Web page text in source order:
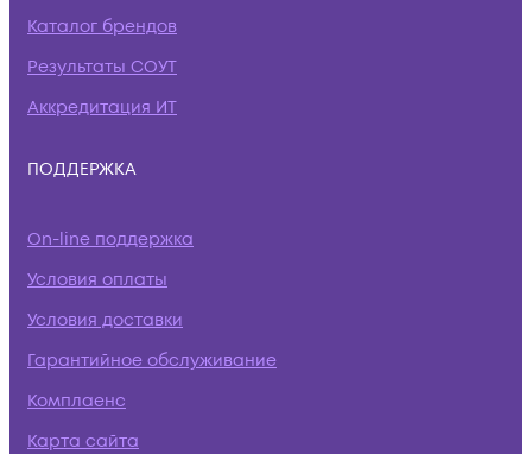
Каталог брендов
Результаты СОУТ
Аккредитация ИТ
ПОДДЕРЖКА
On-line поддержка
Условия оплаты
Условия доставки
Гарантийное обслуживание
Комплаенс
Карта сайта